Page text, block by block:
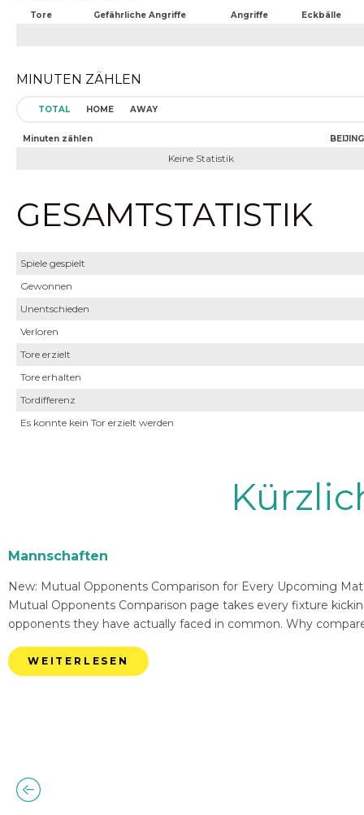
Tore Gefährliche Angriffe Angriffe Eckbälle
MINUTEN ZÄHLEN
TOTAL HOME AWAY
Minuten zählen
Keine Statistik
GESAMTSTATISTIK
Spiele gespielt
Gewonnen
Unentschieden
Verloren
Tore erzielt
Tore erhalten
Tordifferenz
Es konnte kein Tor erzielt werden
Mannschaften
New: Mutual Opponents Comparison for Every Upcoming
Mutual Opponents Comparison page takes every fixture
opponents they have actually faced in common. Why
WEITERLESEN